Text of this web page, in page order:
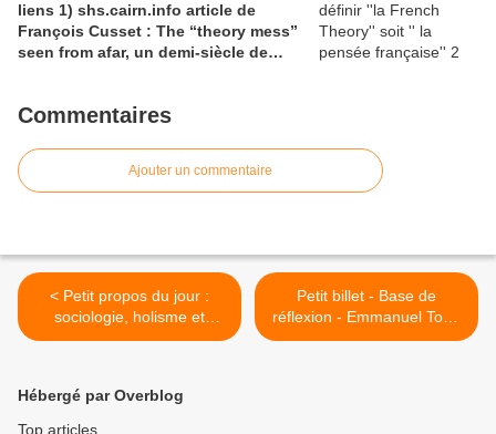
liens 1) shs.cairn.info article de
François Cusset : The “theory mess”
seen from afar, un demi-siècle de
l'émancipation...'', François Cusset
Commentaires
Ajouter un commentaire
< Petit propos du jour :
sociologie, holisme et
statistiques ...
Petit billet - Base de
réflexion - Emmanuel Todd
sur les ''élites
Hébergé par Overblog
Top articles